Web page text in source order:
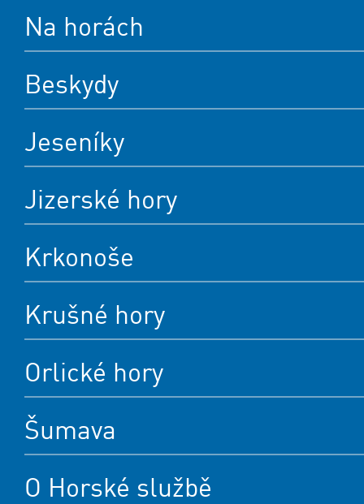
Na horách
Beskydy
Jeseníky
Jizerské hory
Krkonoše
Krušné hory
Orlické hory
Šumava
O Horské službě